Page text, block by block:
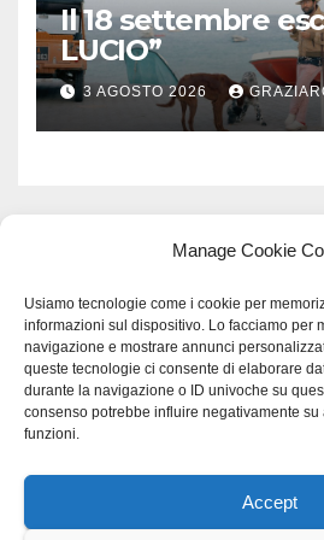
Manage Cookie
Usiamo tecnologie come i cookie per
informazioni sul dispositivo. Lo facciamo per
navigazione e mostrare annunci
queste tecnologie ci consente di elaborare
durante la navigazione o ID univoche su
consenso potrebbe influire negativamente
funzioni.
Accept
Il 18 settembre
LUCIO”
3 AGOSTO 2026
Proudly powered by WordPress|Tema: